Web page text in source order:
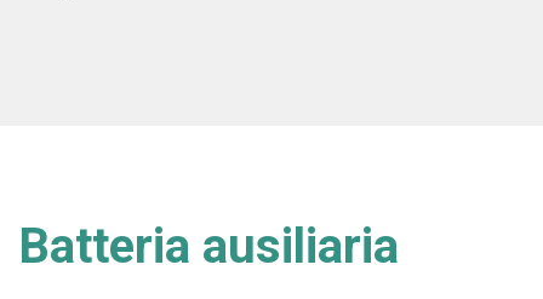
Batteria ausiliaria